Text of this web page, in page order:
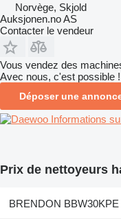
Norvège, Skjold
Auksjonen.no AS
Contacter le vendeur
Vous vendez des
Avec nous, c'est possible !
Déposer une
Informations
Prix de nettoyeurs
BRENDON BBW30KPE